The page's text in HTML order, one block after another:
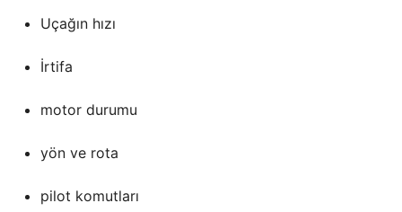
Uçağın hızı
İrtifa
motor durumu
yön ve rota
pilot komutları